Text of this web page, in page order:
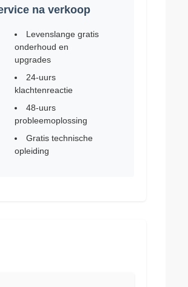
na verkoop
Levenslange gratis
onderhoud en
upgrades
24-uurs
klachtenreactie
48-uurs
probleemoplossing
Gratis technische
opleiding